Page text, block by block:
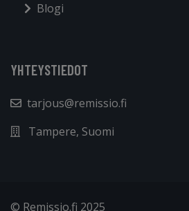
Blogi
YHTEYSTIEDOT
tarjous@remissio.fi
Tampere, Suomi
© Remissio.fi 2025